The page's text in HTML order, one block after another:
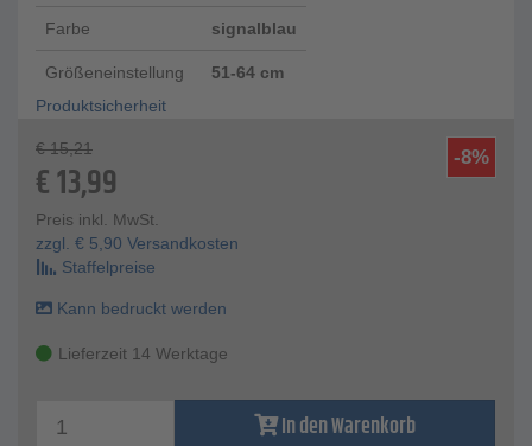
Farbe signalblau
Größeneinstellung
51-64 cm
Produktsicherheit
-8%
€ 15,21
€13,99
Preis inkl. MwSt.
zzgl. € 5,90 Versandkosten
Staffelpreise
Kann bedruckt werden
Lieferzeit 14 Werktage
In den Warenkorb